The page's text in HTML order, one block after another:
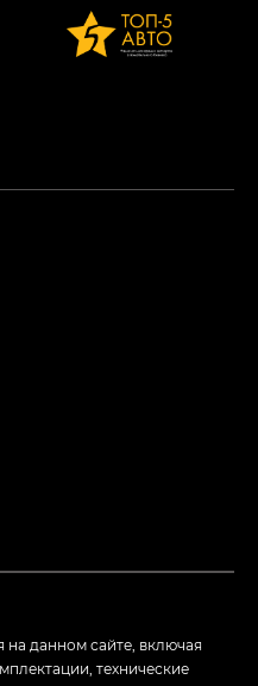
данном сайте, включая
технические